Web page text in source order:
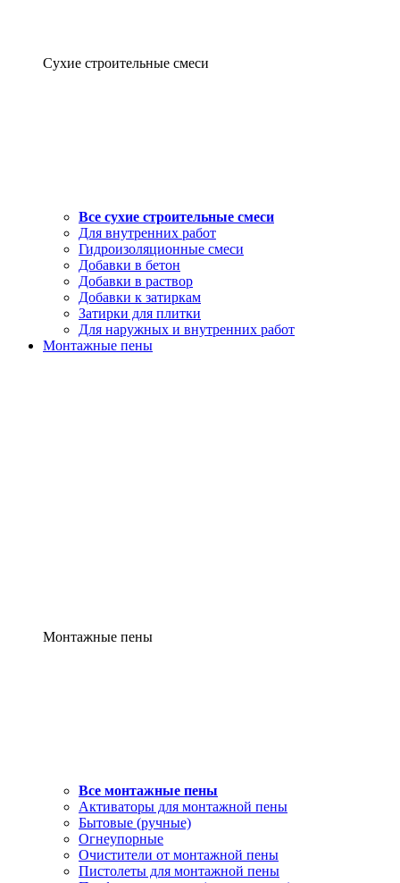
Сухие строительные смеси
Все сухие строительные смеси
Для внутренних работ
Гидроизоляционные смеси
Добавки в бетон
Добавки в раствор
Добавки к затиркам
Затирки для плитки
Для наружных и внутренних работ
Монтажные пены
Монтажные пены
Все монтажные пены
Активаторы для монтажной пены
Бытовые (ручные)
Огнеупорные
Очистители от монтажной пены
Пистолеты для монтажной пены